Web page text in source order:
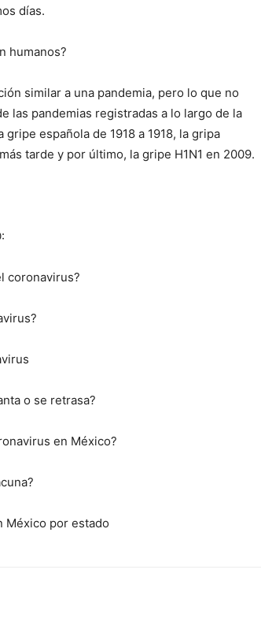
días.
humanos?
similar a una pandemia, pero lo que no
las pandemias registradas a lo largo de la
española de 1918 a 1918, la gripa
tarde y por último, la gripe H1N1 en 2009.
coronavirus?
o se retrasa?
en México?
México por estado